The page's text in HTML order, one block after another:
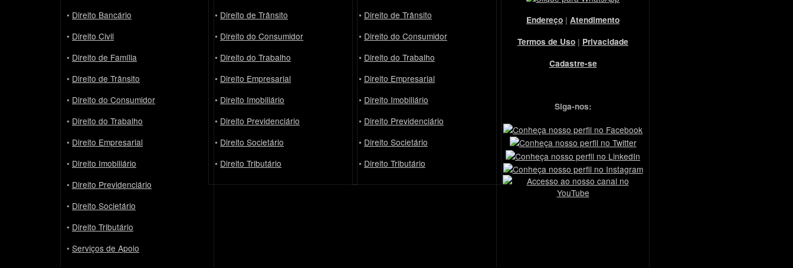
• Direito Bancário
• Direito Civil
• Direito de Família
• Direito de Trânsito
• Direito do Consumidor
• Direito do Trabalho
• Direito Empresarial
• Direito Imobiliário
• Direito Previdenciário
• Direito Societário
• Direito Tributário
• Serviços de Apoio
• Direito de Trânsito
• Direito do Consumidor
• Direito do Trabalho
• Direito Empresarial
• Direito Imobiliário
• Direito Previdenciário
• Direito Societário
• Direito Tributário
• Direito de Trânsito
• Direito do Consumidor
• Direito do Trabalho
• Direito Empresarial
• Direito Imobiliário
• Direito Previdenciário
• Direito Societário
• Direito Tributário
Endereço |Atendimento
Termos de Uso | Privacidade
Cadastre-se
Siga-nos: